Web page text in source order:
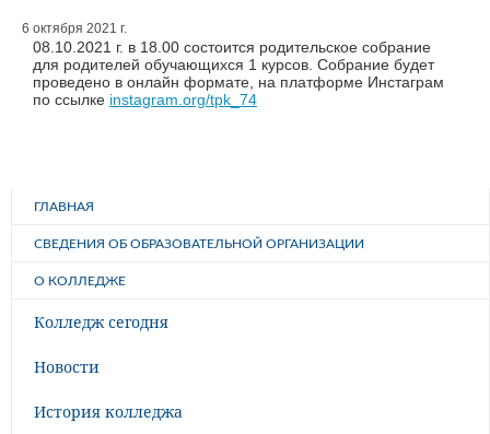
6 октября 2021 г.
08.10.2021 г. в 18.00 состоится родительское собрание
для родителей обучающихся 1 курсов. Собрание будет
проведено в онлайн формате, на платформе Инстаграм
по ссылке instagram.org/tpk_74
ГЛАВНАЯ
СВЕДЕНИЯ ОБ ОБРАЗОВАТЕЛЬНОЙ ОРГАНИЗАЦИИ
О КОЛЛЕДЖЕ
Колледж сегодня
Новости
История колледжа